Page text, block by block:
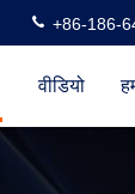
+86-186-
वीडियो